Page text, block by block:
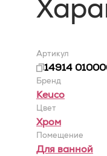
Артикул
14914
Бренд
Keuco
Цвет
Хром
Помещение
Для ванной